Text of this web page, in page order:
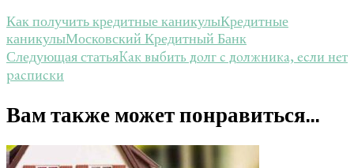
Как получить кредитные каникулыКредитные
каникулыМосковский Кредитный Банк
Навигация
по
записям
Следующая статьяКак выбить долг с должника, если нет
расписки
Вам также может понравиться...